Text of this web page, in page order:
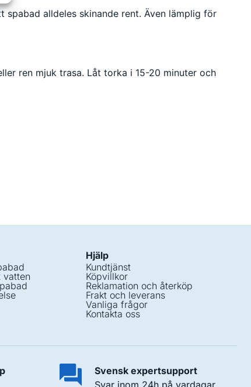
alldeles skinande rent. Även lämplig för
ren mjuk trasa. Låt torka i 15-20 minuter och
vatten
Hjälp
Kundtjänst
Köpvillkor
Reklamation och återköp
Frakt och leverans
Vanliga frågor
Kontakta oss
Svensk expertsupport